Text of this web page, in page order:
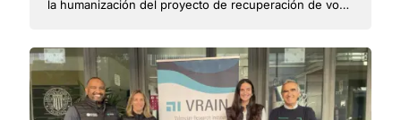
la humanización del proyecto de recuperación de voz